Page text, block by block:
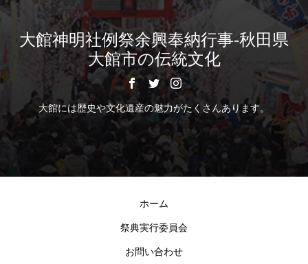
大館神明社例祭余興奉納行事-秋田県
大館市の伝統文化
大館には歴史や文化遺産の魅力がたくさんあります。
ホーム
祭典実行委員会
お問い合わせ